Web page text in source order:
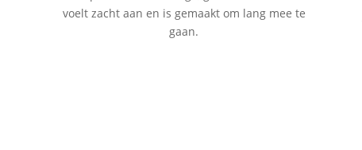
voelt zacht aan en is gemaakt om lang mee te
gaan.